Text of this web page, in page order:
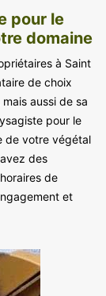
pour le
domaine
à Saint
de choix
aussi de sa
pour le
de votre végétal
des
de
et